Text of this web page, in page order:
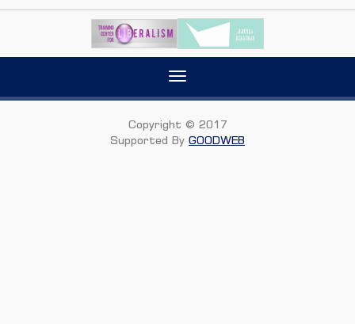
Toggle
Copyright © 2017
Supported By GOODWEB